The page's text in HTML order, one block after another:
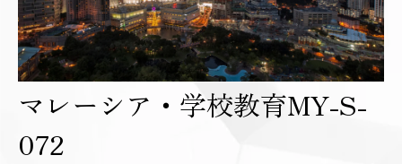
マレーシア・学校教育MY-S-
072